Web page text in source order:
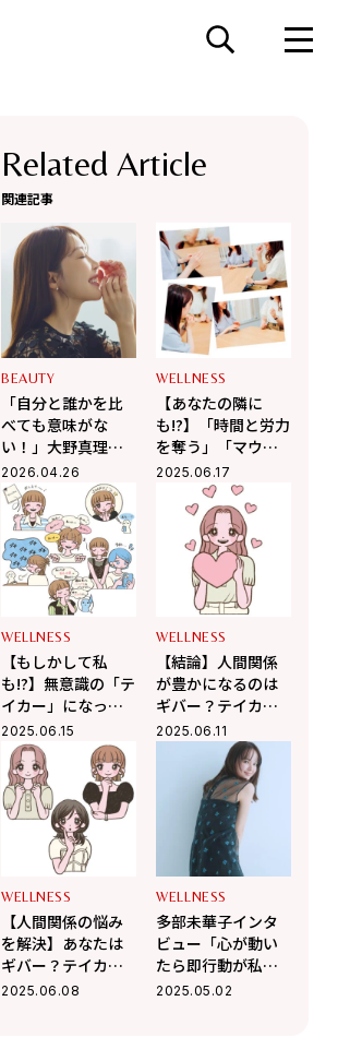
Related Article
関連記事
BEAUTY
「自分と誰かを比
べても意味がな
い！」大野真理子
が迷える30代に贈
る、心健やかに生
きるヒント
2026.04.26
WELLNESS
【あなたの隣に
も!?】「時間と労力
を奪う」「マウン
ティングがはげし
い」テイカー的行
動の特徴とは？
2025.06.17
WELLNESS
【もしかして私
も!?】無意識の「テ
イカー」になって
ない？人間関係を
壊す行動をチェッ
ク！
2025.06.15
WELLNESS
【結論】人間関係
が豊かになるのは
ギバー？テイカ
ー？その理由を徹
2025.06.11
WELLNESS
【人間関係の悩み
を解決】あなたは
ギバー？テイカ
ー？「モヤモヤ」
2025.06.08
WELLNESS
多部未華子インタ
ビュー「心が動い
たら即行動が私な
りのライフハッ
2025.05.02